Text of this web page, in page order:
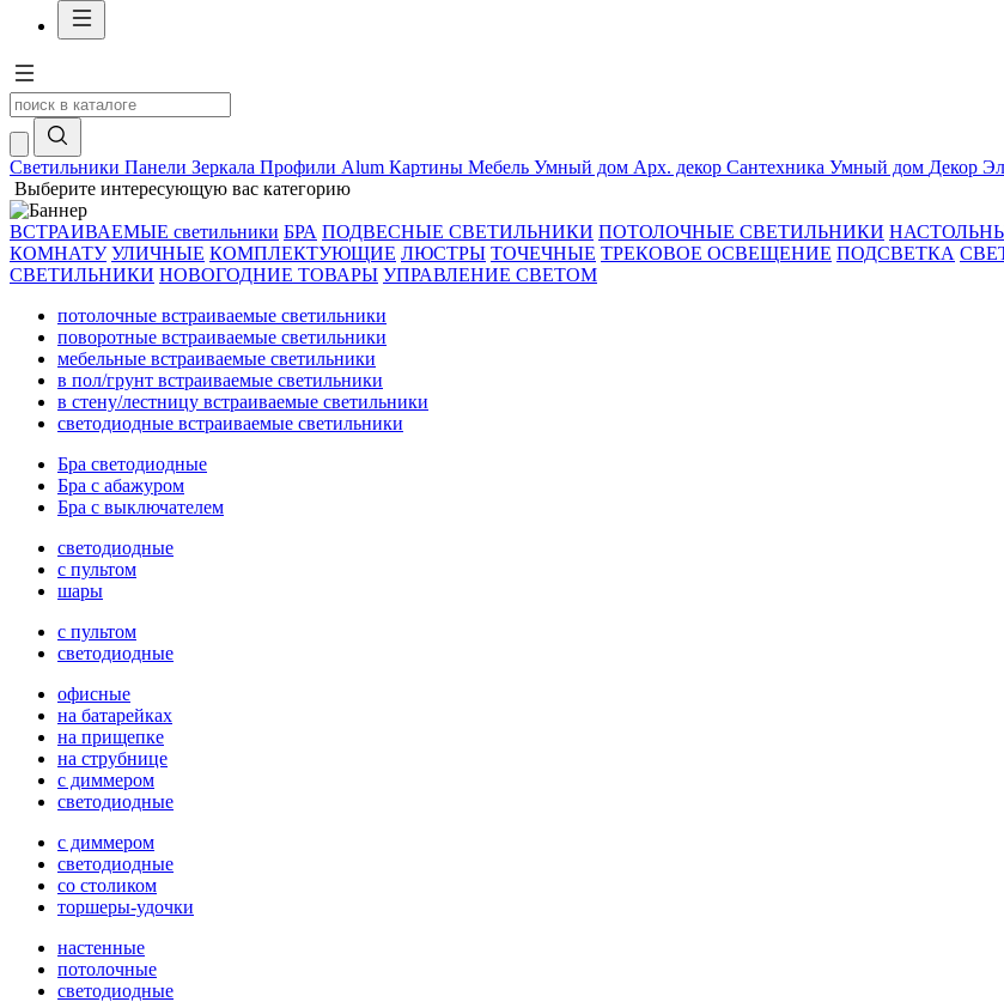
Светильники Панели Зеркала Профили Alum Картины Мебель Умный дом Арх. декор Сантехника Умный дом Декор
Выберите интересующую вас категорию
ВСТРАИВАЕМЫЕ светильники БРА ПОДВЕСНЫЕ СВЕТИЛЬНИКИ ПОТОЛОЧНЫЕ СВЕТИЛЬНИКИ
КОМНАТУ УЛИЧНЫЕ КОМПЛЕКТУЮЩИЕ ЛЮСТРЫ ТОЧЕЧНЫЕ ТРЕКОВОЕ ОСВЕЩЕНИЕ ПОДСВЕТКА
СВЕТИЛЬНИКИ НОВОГОДНИЕ ТОВАРЫ УПРАВЛЕНИЕ СВЕТОМ
потолочные встраиваемые светильники
поворотные встраиваемые светильники
мебельные встраиваемые светильники
в пол/грунт встраиваемые светильники
в стену/лестницу встраиваемые светильники
светодиодные встраиваемые светильники
Бра светодиодные
Бра с абажуром
Бра с выключателем
светодиодные
с пультом
шары
с пультом
светодиодные
офисные
на батарейках
на прищепке
на струбнице
с диммером
светодиодные
с диммером
светодиодные
со столиком
торшеры-удочки
настенные
потолочные
светодиодные